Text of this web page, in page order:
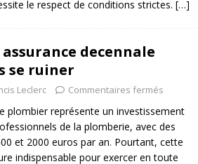
le respect de conditions strictes. […]
decennale
se ruiner
Leclerc Commentaires fermés
plombier représente un investissement
de la plomberie, avec des
et 2000 euros par an. Pourtant, cette
indispensable pour exercer en toute